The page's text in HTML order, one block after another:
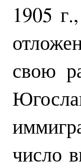
1905
свою
число